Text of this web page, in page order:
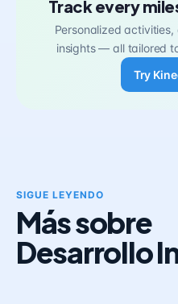
Track every
Personalized
insights — all tailored
Try
SIGUE LEYENDO
Más sobre
Desarrollo